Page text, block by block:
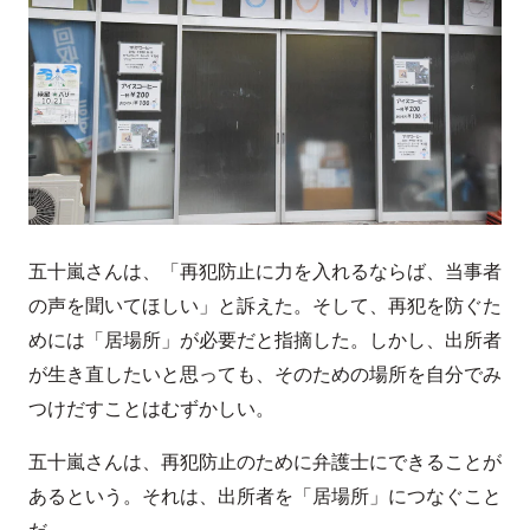
五十嵐さんは、「再犯防止に力を入れるならば、当事者
の声を聞いてほしい」と訴えた。そして、再犯を防ぐた
めには「居場所」が必要だと指摘した。しかし、出所者
が生き直したいと思っても、そのための場所を自分でみ
つけだすことはむずかしい。
五十嵐さんは、再犯防止のために弁護士にできることが
あるという。それは、出所者を「居場所」につなぐこと